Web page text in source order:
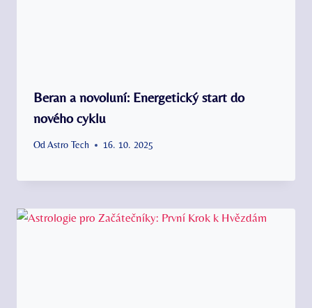
Beran a novoluní: Energetický start do
nového cyklu
OdAstro Tech 16. 10. 2025